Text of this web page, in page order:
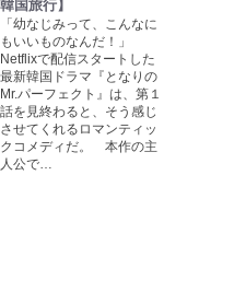
韓国旅行】
「幼なじみって、こんなに
もいいものなんだ！」
Netflixで配信スタートした
最新韓国ドラマ『となりの
Mr.パーフェクト』は、第１
話を見終わると、そう感じ
させてくれるロマンティッ
クコメディだ。 本作の主
人公で…